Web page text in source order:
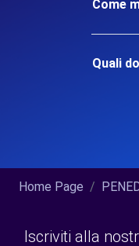
Come
Quali
Home Page
Iscriviti alla